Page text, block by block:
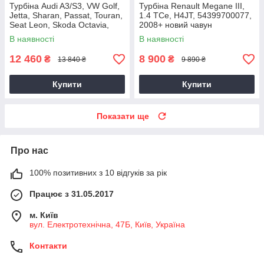
Турбіна Audi A3/S3, VW Golf,
Jetta, Sharan, Passat, Touran,
Seat Leon, Skoda Octavia,
Superb 2.0 TDI, CKRA
В наявності
12 460 ₴ 13 840 ₴
Купити
Турбіна Renault Megane III,
1.4 TCe, H4JT, 54399700077,
2008+ новий чавун
В наявності
8 900 ₴ 9 890 ₴
Купити
Показати ще
Про нас
100% позитивних з 10 відгуків за рік
Працює з 31.05.2017
м. Київ
вул. Електротехнічна, 47Б, Київ, Україна
Контакти